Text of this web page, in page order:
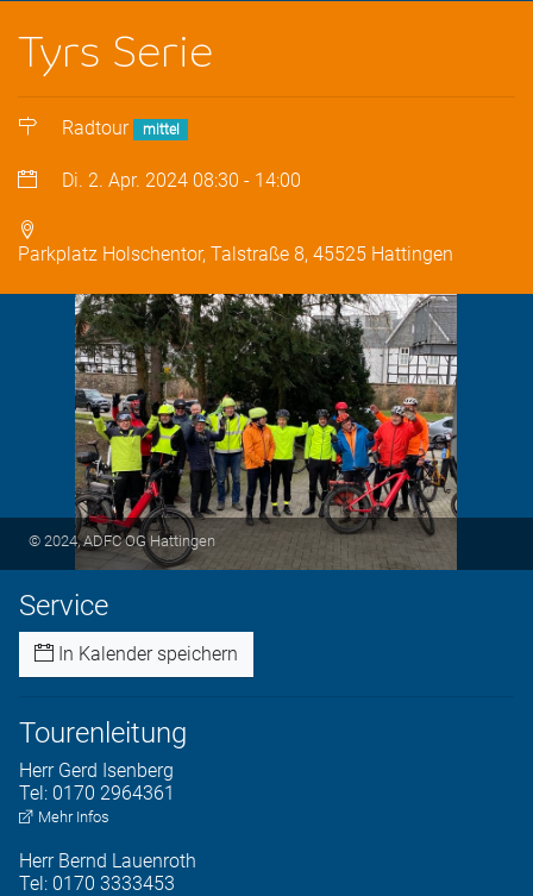
Tyrs Serie
Radtour mittel
Di. 2. Apr. 2024 08:30 - 14:00
Parkplatz Holschentor, Talstraße 8, 45525 Hattingen
© 2024, ADFC OG Hattingen
Service
In Kalender speichern
Tourenleitung
Herr Gerd Isenberg
Tel: 0170 2964361
Mehr Infos
Herr Bernd Lauenroth
Tel: 0170 3333453